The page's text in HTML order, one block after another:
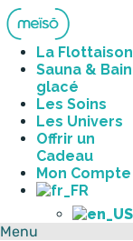
Aller
au
contenu
La Flottaison
Sauna & Bain
glacé
Les Soins
Les Univers
Offrir un
Cadeau
Mon Compte
Menu